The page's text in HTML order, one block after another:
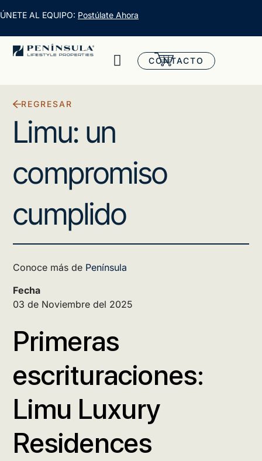
ÚNETE AL EQUIPO: Postúlate Ahora
CONTACTO
REGRESAR
Limu: un
compromiso
cumplido
Conoce más de Península
Fecha
03 de Noviembre del 2025
Primeras
escrituraciones:
Limu Luxury
Residences